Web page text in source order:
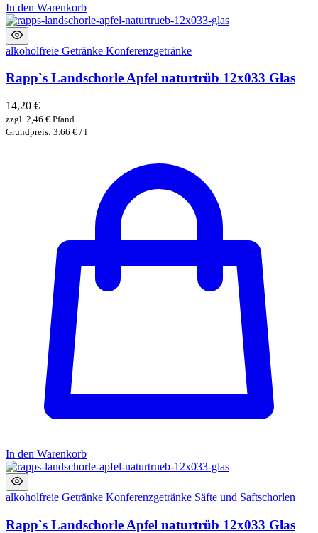
In den Warenkorb
alkoholfreie Getränke Konferenzgetränke
Rapp`s Landschorle Apfel naturtrüb 12x033 Glas
14,20 €
zzgl. 2,46 € Pfand
Grundpreis: 3.66 € / l
In den Warenkorb
alkoholfreie Getränke Konferenzgetränke Säfte und Saftschorlen
Rapp`s Landschorle Apfel naturtrüb 12x033 Glas